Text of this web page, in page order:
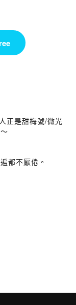
正是甜梅號/微光
都不厭倦。​